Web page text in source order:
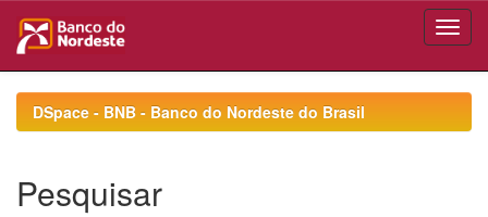
navigationDSpace - BNB - Banco do Nordeste do Brasil
Pesquisar